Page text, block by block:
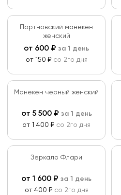
Портновский манекен
женский
от 600 ₽ за 1 день
от 150 ₽ со 2го дня
Манекен черный женский
от 5 500₽ за 1 день
от 1 400 ₽ со 2го дня
Зеркало Флари
от 1 600 ₽ за 1 день
от 400 ₽ со 2го дня